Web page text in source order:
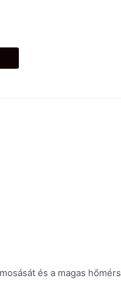
és a magas